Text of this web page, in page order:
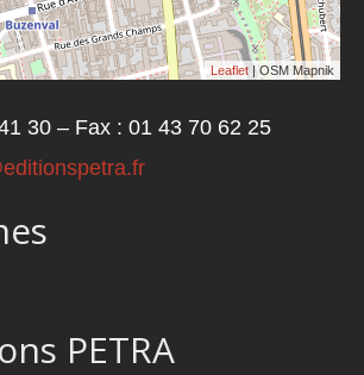
Leaflet | OSM Mapnik
30 – Fax : 01 43 70 62 25
PETRA